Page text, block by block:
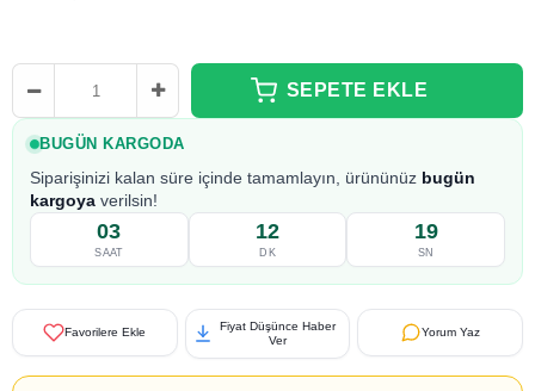
BUGÜN KARGODA
Siparişinizi kalan süre içinde tamamlayın, ürününüz bugün
kargoya verilsin!
03
SAAT
12
DK
18
SN
Favorilere Ekle
Fiyat Düşünce Haber
Ver
Yorum Yaz